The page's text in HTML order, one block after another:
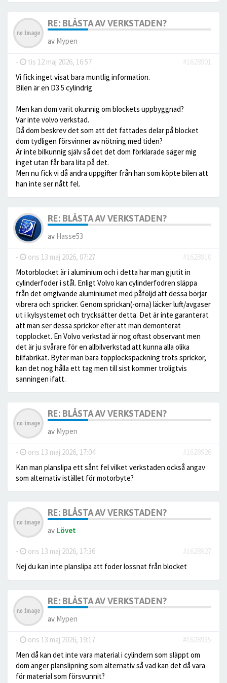
RE: BLÅSTA AV VERKSTADEN?
av Mypen
- tis 12 maj 2026, 16:57
#1628901
Vi fick inget visat bara muntlig information.
Bilen är en D3 5 cylindrig
Men kan dom varit okunnig om blockets uppbyggnad?
Var inte volvo verkstad.
Då dom beskrev det som att det fattades delar på blocket
dom tydligen försvinner av nötning med tiden?
Är inte bilkunnig själv så det det dom förklarade säger mig
inget utan får bara lita på det.
Men nu fick vi då andra uppgifter från han som köpte bilen att
han inte ser nått fel.
RE: BLÅSTA AV VERKSTADEN?
av Hasse53
- ons 13 maj 2026, 07:27
#1628910
Motorblocket är i aluminium och i detta har man gjutit in
cylinderfoder i stål. Enligt Volvo kan cylinderfodren släppa
från det omgivande aluminiumet med påföljd att dessa börjar
vibrera och spricker. Genom sprickan(-orna) läcker luft/avgaser
ut i kylsystemet och trycksätter detta. Det är inte garanterat
att man ser dessa sprickor efter att man demonterat
topplocket. En Volvo verkstad är nog oftast observant men
det är ju svårare för en allbilverkstad att kunna alla olika
bilfabrikat. Byter man bara topplockspackning trots sprickor,
kan det nog hålla ett tag men till sist kommer troligtvis
sanningen ifatt.
RE: BLÅSTA AV VERKSTADEN?
av Mypen
- ons 13 maj 2026, 17:04
#1628926
Kan man planslipa ett sånt fel vilket verkstaden också angav
som alternativ istället för motorbyte?
RE: BLÅSTA AV VERKSTADEN?
av Lövet
- ons 13 maj 2026, 17:36
#1628927
Nej du kan inte planslipa att foder lossnat från blocket
RE: BLÅSTA AV VERKSTADEN?
av Mypen
- ons 13 maj 2026, 19:17
#1628935
Men då kan det inte vara material i cylindern som släppt om
dom anger planslipning som alternativ så vad kan det då vara
för material som försvunnit?